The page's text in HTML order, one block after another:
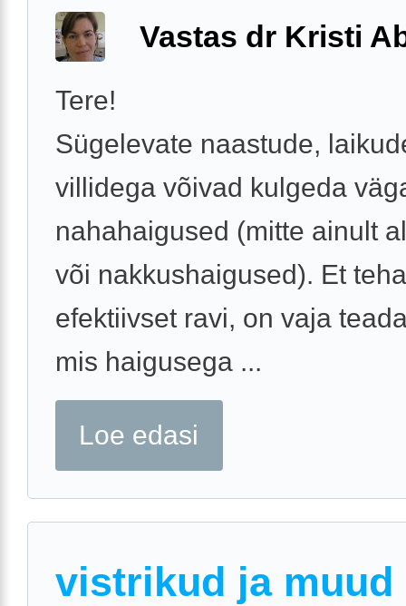
Vastas dr Kristi
Tere!
Sügelevate naastude,
villidega võivad kulgeda
nahahaigused (mitte ainult
või nakkushaigused). Et teha
efektiivset ravi, on vaja
mis haigusega ...
Loe edasi
vistrikud ja muud